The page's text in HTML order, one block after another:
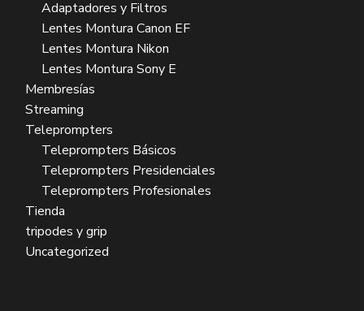
Adaptadores y Filtros
Lentes Montura Canon EF
Lentes Montura Nikon
Lentes Montura Sony E
Membresías
Streaming
Teleprompters
Teleprompters Básicos
Teleprompters Presidenciales
Teleprompters Profesionales
Tienda
tripodes y grip
Uncategorized